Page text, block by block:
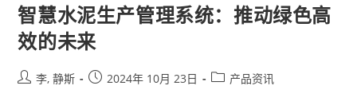
智慧水泥生产管理系统：推动绿色高
效的未来
李, 静斯 2024年 10月 23日 产品资讯